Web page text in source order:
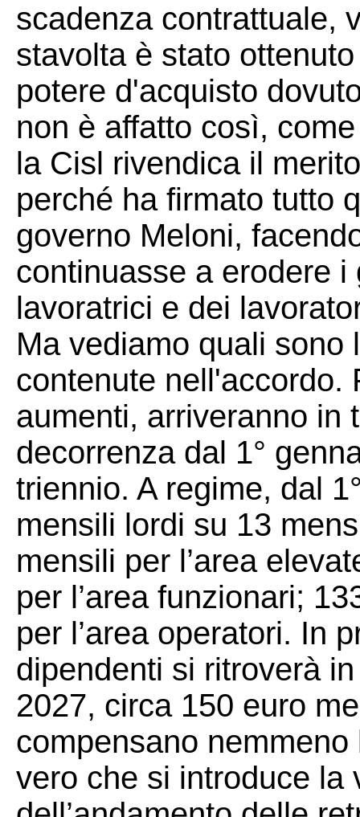
scadenza contrattuale,
stavolta è stato
potere d'acquisto
non è affatto così,
la Cisl rivendica il
perché ha firmato tutto
governo Meloni,
continuasse a erodere
lavoratrici e dei
Ma vediamo quali sono
contenute nell'accordo.
aumenti, arriveranno in
decorrenza dal 1°
triennio. A regime, dal
mensili lordi su 13
mensili per l’area
per l’area funzionari;
per l’area operatori. In
dipendenti si ritroverà
2027, circa 150 euro
compensano
vero che si introduce la